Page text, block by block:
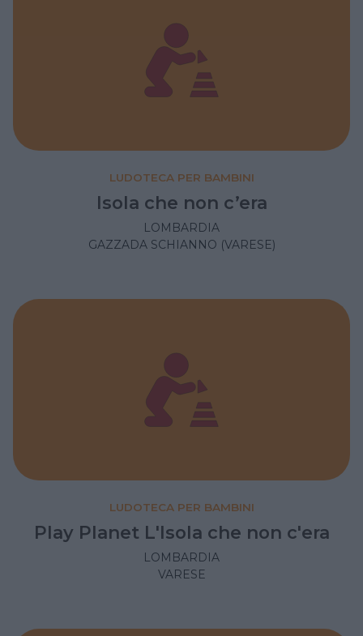
LUDOTECA PER BAMBINI
Isola che non c’era
LOMBARDIA
GAZZADA SCHIANNO (VARESE)
LUDOTECA PER BAMBINI
Play Planet L'Isola che non c'era
LOMBARDIA
VARESE